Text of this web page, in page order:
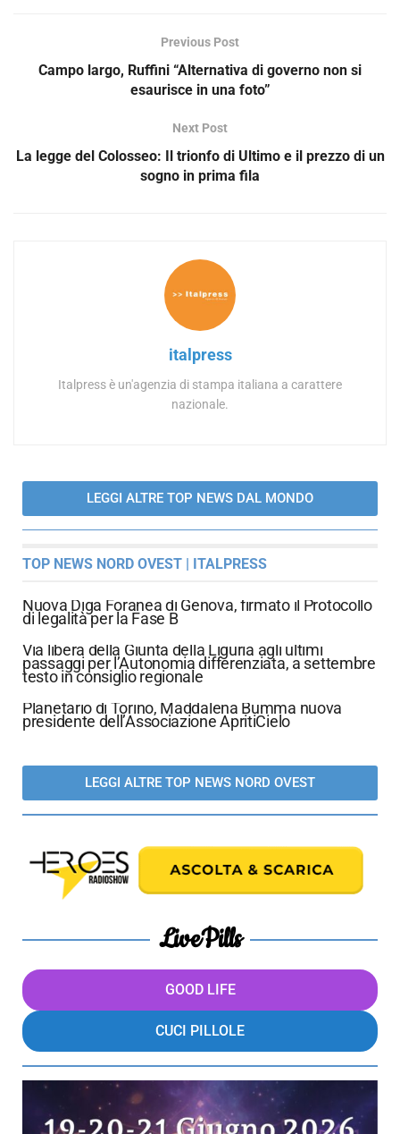
Previous Post
Campo largo, Ruffini “Alternativa di governo non si
esaurisce in una foto”
Next Post
La legge del Colosseo: Il trionfo di Ultimo e il prezzo di un
sogno in prima fila
italpress
Italpress è un'agenzia di stampa italiana a carattere
nazionale.
LEGGI ALTRE TOP NEWS DAL MONDO
TOP NEWS NORD OVEST | ITALPRESS
Nuova Diga Foranea di Genova, firmato il Protocollo
di legalità per la Fase B
Via libera della Giunta della Liguria agli ultimi
passaggi per l’Autonomia differenziata, a settembre
testo in consiglio regionale
Planetario di Torino, Maddalena Bumma nuova
presidente dell’Associazione ApritiCielo
LEGGI ALTRE TOP NEWS NORD OVEST
LivePills
GOOD LIFE
CUCI PILLOLE